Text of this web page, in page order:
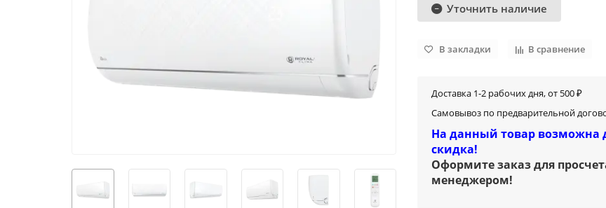
Уточнить наличие
В закладки В сравнение
Доставка 1-2 рабочих дня, от 500 ₽
Самовывоз по предварительной
На данный товар возможна
скидка!
Оформите заказ для
менеджером!